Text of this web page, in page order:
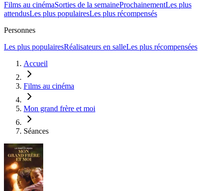
Films au cinémaSorties de la semaineProchainementLes plus
attendusLes plus populairesLes plus récompensés
Personnes
Les plus populairesRéalisateurs en salleLes plus récompensées
Accueil
Films au cinéma
Mon grand frère et moi
Séances